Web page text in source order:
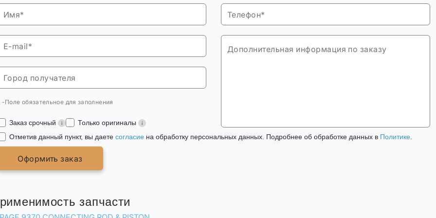
-Поле обязательное для заполнения
Заказ срочный
Только оригиналы
Отметив данный пункт, вы даете согласие на обработку персональных данных. Подробнее об обработке данных в Политике
Оформить заказ
запчасти